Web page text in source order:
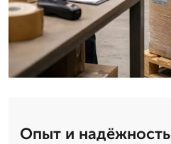
Опыт и надёжность